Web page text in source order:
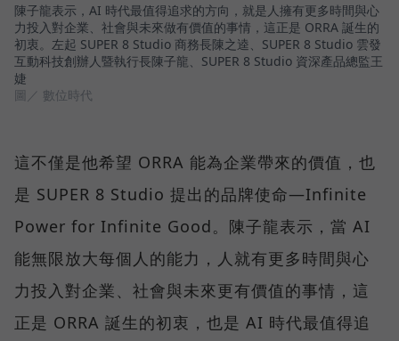
陳子龍表示，AI 時代最值得追求的方向，就是人擁有更多時間與心
力投入對企業、社會與未來做有價值的事情，這正是 ORRA 誕生的
初衷。左起 SUPER 8 Studio 商務長陳之逵、SUPER 8 Studio 雲發
互動科技創辦人暨執行長陳子龍、SUPER 8 Studio 資深產品總監王
婕
圖／ 數位時代
這不僅是他希望 ORRA 能為企業帶來的價值，也
是 SUPER 8 Studio 提出的品牌使命—Infinite
Power for Infinite Good。陳子龍表示，當 AI
能無限放大每個人的能力，人就有更多時間與心
力投入對企業、社會與未來更有價值的事情，這
正是 ORRA 誕生的初衷，也是 AI 時代最值得追